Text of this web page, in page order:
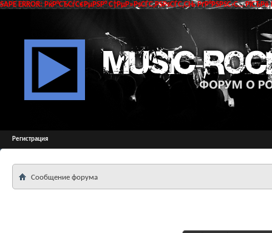
SAPE ERROR: РќР°СЂСѓС€РµРЅР° С†РµР»РѕСЃС‚РЅРѕСЃС‚СЊ РґР°РЅРЅС‹С…
Регистрация
Сообщение форума